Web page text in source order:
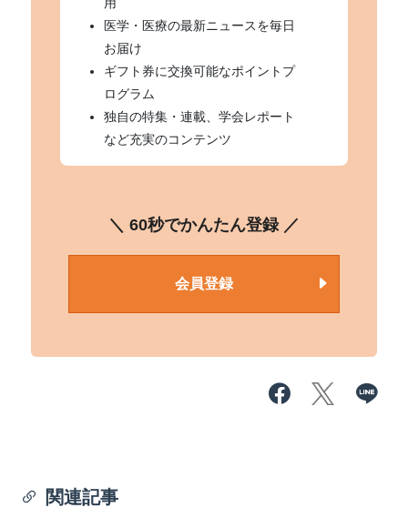
医学・医療の最新ニュースを毎日
お届け
ギフト券に交換可能なポイントプ
ログラム
独自の特集・連載、学会レポート
など充実のコンテンツ
＼ 60秒でかんたん登録 ／
会員登録
関連記事